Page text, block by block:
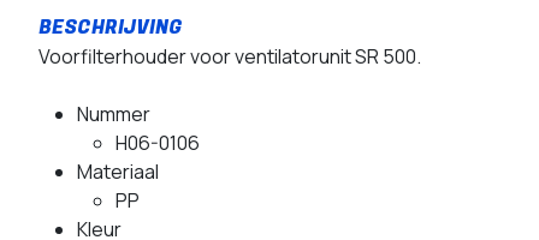
Voorfilterhouder voor ventilatorunit SR 500.
Nummer
H06-0106
Materiaal
PP
Kleur